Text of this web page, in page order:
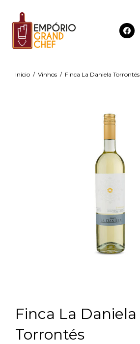
Início / Vinhos / Finca La Daniela Torrontés
Finca La Daniela
Torrontés